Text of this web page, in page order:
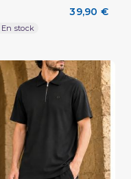
39,90 €
En stock